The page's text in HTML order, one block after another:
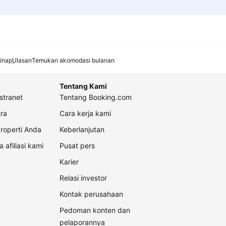
UlasanTemukan akomodasi bulanan
Anda
afiliasi kami
Tentang Kami
Tentang Booking.com
Cara kerja kami
Keberlanjutan
Pusat pers
Karier
Relasi investor
Kontak perusahaan
Pedoman konten dan
pelaporannya